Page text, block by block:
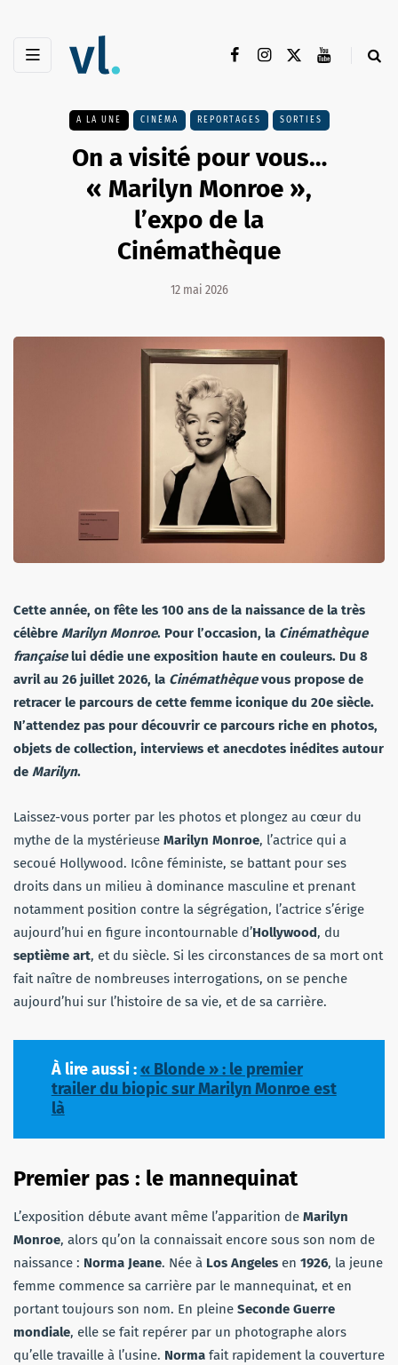
A LA UNE CINÉMA REPORTAGES SORTIES
On a visité pour vous…
« Marilyn Monroe »,
l’expo de la
Cinémathèque
12 mai 2026
Cette année, on fête les 100 ans de la naissance de la très
célèbre Marilyn Monroe. Pour l’occasion, la Cinémathèque
françaiselui dédie une exposition haute en couleurs. Du 8
avril au 26 juillet 2026, la Cinémathèquevous propose de
retracer le parcours de cette femme iconique du 20e siècle.
N’attendez pas pour découvrir ce parcours riche en photos,
objets de collection, interviews et anecdotes inédites autour
de Marilyn.
Laissez-vous porter par les photos et plongez au cœur du
mythe de la mystérieuse Marilyn Monroe, l’actrice qui a
secoué Hollywood. Icône féministe, se battant pour ses
droits dans un milieu à dominance masculine et prenant
notamment position contre la ségrégation, l’actrice s’érige
aujourd’hui en figure incontournable d’Hollywood, du
septième art, et du siècle. Si les circonstances de sa mort ont
fait naître de nombreuses interrogations, on se penche
aujourd’hui sur l’histoire de sa vie, et de sa carrière.
À lire aussi :« Blonde » : le premier
trailer du biopic sur Marilyn Monroe est
là
Premier pas : le mannequinat
L’exposition débute avant même l’apparition de Marilyn
Monroe, alors qu’on la connaissait encore sous son nom de
naissance : Norma Jeane. Née à Los Angeles en 1926, la jeune
femme commence sa carrière par le mannequinat, et en
portant toujours son nom. En pleine Seconde Guerre
mondiale, elle se fait repérer par un photographe alors
qu’elle travaille à l’usine. Norma fait rapidement la couverture